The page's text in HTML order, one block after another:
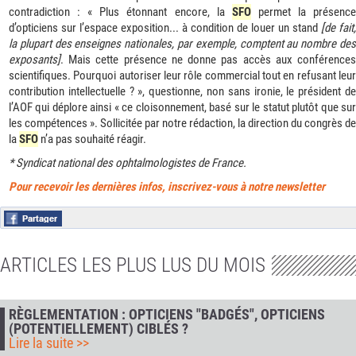
contradiction : « Plus étonnant encore, la SFOpermet la présence
d’opticiens sur l’espace exposition... à condition de louer un stand [de fait,
la plupart des enseignes nationales, par exemple, comptent au nombre des
exposants]. Mais cette présence ne donne pas accès aux conférences
scientifiques. Pourquoi autoriser leur rôle commercial tout en refusant leur
contribution intellectuelle ? », questionne, non sans ironie, le président de
l’AOF qui déplore ainsi « ce cloisonnement, basé sur le statut plutôt que sur
les compétences ». Sollicitée par notre rédaction, la direction du congrès de
laSFO n’a pas souhaité réagir.
* Syndicat national des ophtalmologistes de France.
Pour recevoir les dernières infos, inscrivez-vous à notre newsletter
ARTICLES LES PLUS LUS DU MOIS
RÈGLEMENTATION : OPTICIENS "BADGÉS", OPTICIENS
(POTENTIELLEMENT) CIBLÉS ?
Lire la suite >>